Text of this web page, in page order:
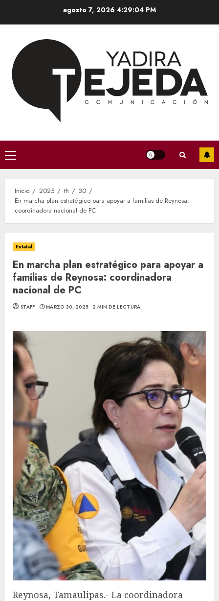
agosto 7, 2026 4:29:05 PM
Menú
principal
Inicio 2025 th
30
En marcha plan estratégico para apoyar a familias de Reynosa:
coordinadora nacional de PC
Estatal
En marcha plan estratégico para apoyar a
familias de Reynosa: coordinadora
nacional de PC
STAFF MARZO 30, 2025 2 MIN DE LECTURA
Reynosa, Tamaulipas.- La coordinadora